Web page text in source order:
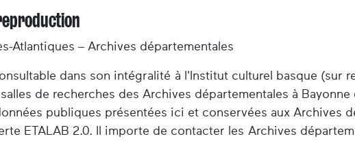
Atlantiques – Archives départementales
dans son intégralité à l'Institut culturel basque (sur
de recherches des Archives départementales à
publiques présentées ici et conservées aux Archives
ETALAB 2.0. Il importe de contacter les Archives